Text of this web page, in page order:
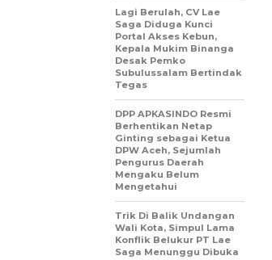
Lagi Berulah, CV Lae
Saga Diduga Kunci
Portal Akses Kebun,
Kepala Mukim Binanga
Desak Pemko
Subulussalam Bertindak
Tegas
DPP APKASINDO Resmi
Berhentikan Netap
Ginting sebagai Ketua
DPW Aceh, Sejumlah
Pengurus Daerah
Mengaku Belum
Mengetahui
Trik Di Balik Undangan
Wali Kota, Simpul Lama
Konflik Belukur PT Lae
Saga Menunggu Dibuka